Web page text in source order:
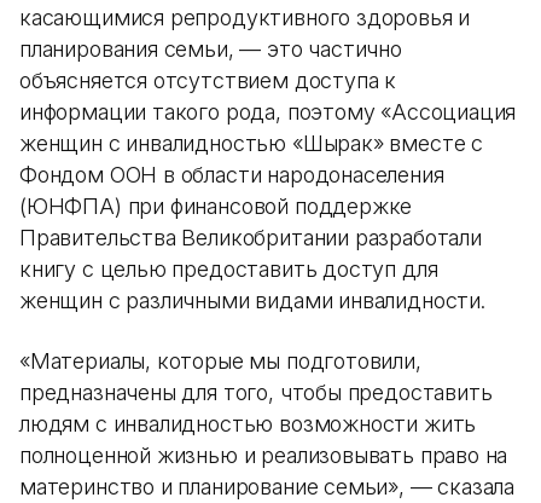
касающимися репродуктивного здоровья и
планирования семьи, — это частично
объясняется отсутствием доступа к
информации такого рода, поэтому «Ассоциация
женщин с инвалидностью «Шырак» вместе с
Фондом ООН в области народонаселения
(ЮНФПА) при финансовой поддержке
Правительства Великобритании разработали
книгу с целью предоставить доступ для
женщин с различными видами инвалидности.
«Материалы, которые мы подготовили,
предназначены для того, чтобы предоставить
людям с инвалидностью возможности жить
полноценной жизнью и реализовывать право на
материнство и планирование семьи», — сказала